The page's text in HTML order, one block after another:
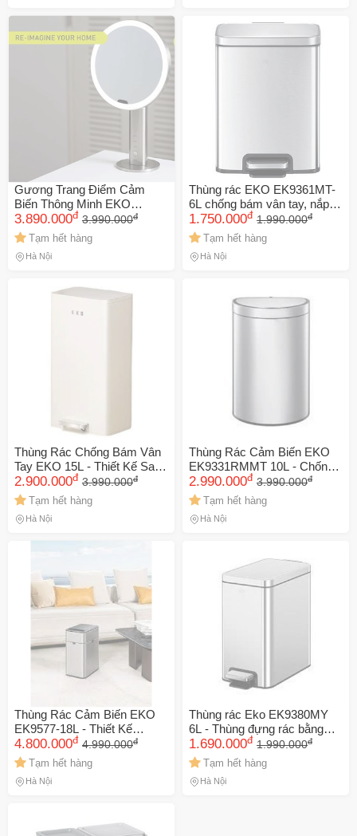
Gương Trang Điểm Cảm
Biến Thông Minh EKO
EK5288MT-1X - Gương LED
Siêu Rõ, Sạc USB, Chế Độ
Ánh Sáng Tùy Chỉnh, Kính
Lúp 5X
3.890.000đ 3.990.000đ
Tạm hết hàng
Hà Nội
Thùng rác EKO EK9361MT-
6L chống bám vân tay, nắp
đậy êm ái, thiết kế thanh lịch
cho phòng tắm và không gian
nhỏ gọn
1.750.000đ 1.990.000đ
Tạm hết hàng
Hà Nội
Thùng Rác Chống Bám Vân
Tay EKO 15L - Thiết Kế Sang
Trọng, Chất Liệu INOX Nano,
Đạp Vận Hành An Toàn,
Ngăn Mùi Hiệu Quả
2.900.000đ 3.990.000đ
Tạm hết hàng
Hà Nội
Thùng Rác Cảm Biến EKO
EK9331RMMT 10L - Chống
Bám Vân Tay, Khử Mùi, Thép
Không Gỉ, Thiết Kế Hiện Đại,
Phù Hợp Với Gia Đình
2.990.000đ 3.990.000đ
Tạm hết hàng
Hà Nội
Thùng Rác Cảm Biến EKO
EK9577-18L - Thiết Kế
Chống Bám Vân Tay, Tự
Động Mở Đóng - Phù Hợp
Nội Thất Phòng Khách Nhà
Bếp
4.800.000đ 4.990.000đ
Tạm hết hàng
Hà Nội
Thùng rác Eko EK9380MY
6L - Thùng đựng rác bằng
thép không gỉ, công nghệ
đệm thủy lực, thiết kế chống
trượt và thân thiện với môi
trường
1.690.000đ 1.990.000đ
Tạm hết hàng
Hà Nội